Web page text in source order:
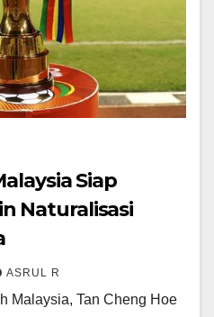
Siap
Naturalisasi
ASRUL R
Malaysia, Tan Cheng Hoe